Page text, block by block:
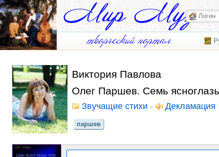
Виктория Павлова
Олег Паршев. Семь
Звучащие стихи - Декламация
паршев